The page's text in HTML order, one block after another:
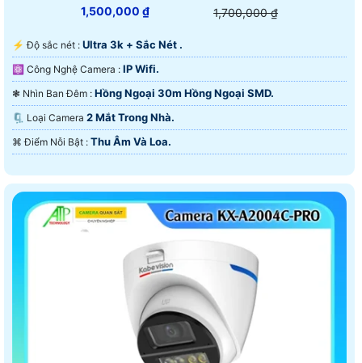
1,500,000 ₫ 1,700,000 ₫
️⚡ Độ sắc nét : Ultra 3k + Sắc Nét .
⚛️ Công Nghệ Camera : IP Wifi.
❃ Nhìn Ban Đêm : Hồng Ngoại 30m Hồng Ngoại SMD.
🗜️ Loại Camera 2 Mắt Trong Nhà.
️⌘ Điểm Nỗi Bật : Thu Âm Và Loa.